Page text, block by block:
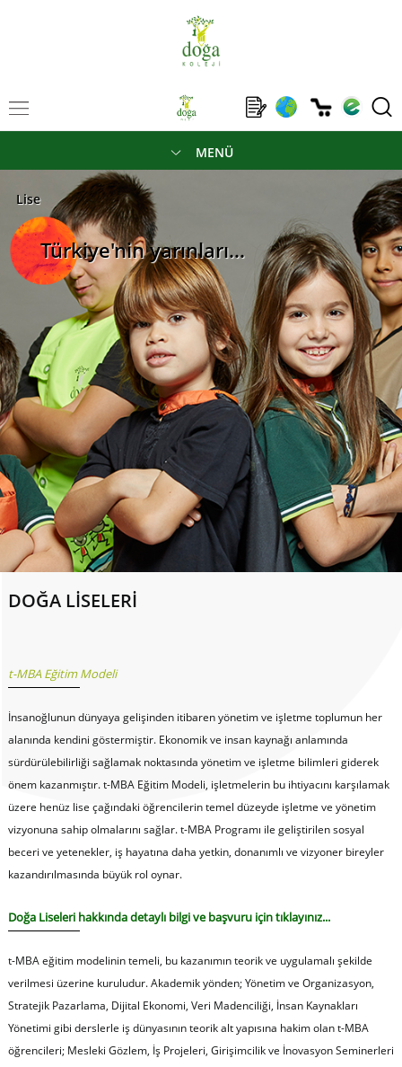
MENÜ
Lise
Türkiye'nin yarınları...
DOĞA LİSELERİ
t-MBA Eğitim Modeli
İnsanoğlunun dünyaya gelişinden itibaren yönetim ve işletme toplumun her
alanında kendini göstermiştir. Ekonomik ve insan kaynağı anlamında
sürdürülebilirliği sağlamak noktasında yönetim ve işletme bilimleri giderek
önem kazanmıştır. t-MBA Eğitim Modeli, işletmelerin bu ihtiyacını karşılamak
üzere henüz lise çağındaki öğrencilerin temel düzeyde işletme ve yönetim
vizyonuna sahip olmalarını sağlar. t-MBA Programı ile geliştirilen sosyal
beceri ve yetenekler, iş hayatına daha yetkin, donanımlı ve vizyoner bireyler
kazandırılmasında büyük rol oynar.
Doğa Liseleri hakkında detaylı bilgi ve başvuru için tıklayınız...
t-MBA eğitim modelinin temeli, bu kazanımın teorik ve uygulamalı şekilde
verilmesi üzerine kuruludur. Akademik yönden; Yönetim ve Organizasyon,
Stratejik Pazarlama, Dijital Ekonomi, Veri Madenciliği, İnsan Kaynakları
Yönetimi gibi derslerle iş dünyasının teorik alt yapısına hakim olan t-MBA
öğrencileri; Mesleki Gözlem, İş Projeleri, Girişimcilik ve İnovasyon Seminerleri